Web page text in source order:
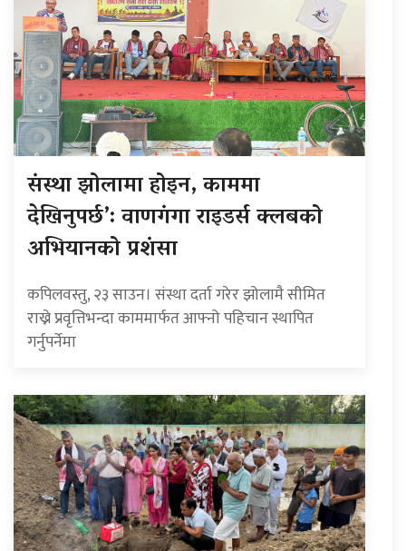
संस्था झोलामा होइन, काममा
देखिनुपर्छ’: वाणगंगा राइडर्स क्लबको
अभियानको प्रशंसा
कपिलवस्तु, २३ साउन। संस्था दर्ता गरेर झोलामै सीमित
राख्ने प्रवृत्तिभन्दा काममार्फत आफ्नो पहिचान स्थापित
गर्नुपर्नेमा